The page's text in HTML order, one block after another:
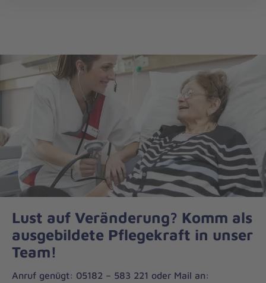
Lust auf Veränderung? Komm als
ausgebildete Pflegekraft in unser
Team!
Anruf genügt: 05182 – 583 221 oder Mail an: